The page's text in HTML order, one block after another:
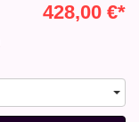
428,00 €*